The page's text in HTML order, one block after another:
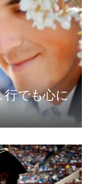
行でも心に